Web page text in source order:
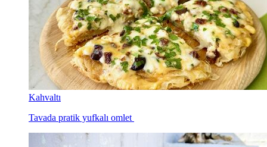
Kahvaltı
Tavada pratik yufkalı omlet